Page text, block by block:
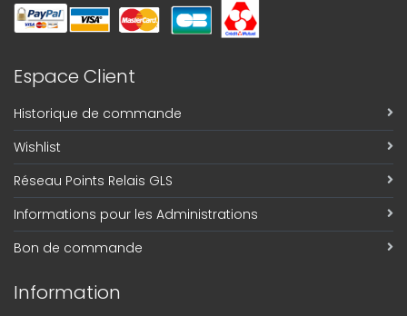
Espace Client
Historique de commande
Wishlist
Réseau Points Relais GLS
Informations pour les Administrations
Bon de commande
Information